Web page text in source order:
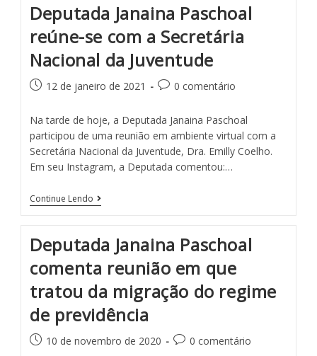
Deputada Janaina Paschoal
reúne-se com a Secretária
Nacional da Juventude
12 de janeiro de 2021 0 comentário
Na tarde de hoje, a Deputada Janaina Paschoal
participou de uma reunião em ambiente virtual com a
Secretária Nacional da Juventude, Dra. Emilly Coelho.
Em seu Instagram, a Deputada comentou:…
Continue Lendo
Deputada Janaina Paschoal
comenta reunião em que
tratou da migração do regime
de previdência
10 de novembro de 2020 0 comentário